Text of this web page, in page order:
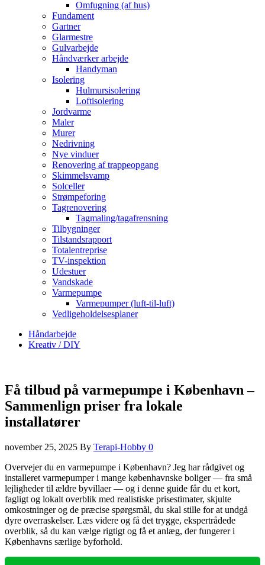
Omfugning (af hus)
Fundament
Gartner
Glarmestre
Gulvarbejde
Håndværker arbejde
Handyman
Isolering
Hulmursisolering
Loftisolering
Jordvarme
Maler
Murer
Nedrivning
Nye vinduer
Renovering af trappeopgang
Skimmelsvamp
Solceller
Strømpeforing
Tagrenovering
Tagmaling/tagafrensning
Tilbygninger
Tilstandsrapport
Totalentreprise
TV-inspektion
Udestuer
Vandskade
Varmepumpe
Varmepumper (luft-til-luft)
Vedligeholdelsesplaner
Håndarbejde
Kreativ / DIY
Få tilbud på varmepumpe i København –
Sammenlign priser fra lokale
installatører
november 25, 2025 By Terapi-Hobby 0
Overvejer du en varmepumpe i København? Jeg har rådgivet og
installeret varmepumper i mange københavnske boliger — fra små
lejligheder til ældre byvillaer — og i denne guide får du et kort,
fagligt og lokalt overblik med realistiske prisestimater, skjulte
omkostninger og de præcise spørgsmål, du skal stille for at undgå
dyre overraskelser. Læs videre og få det trygge, ekspertrådede
overblik, så du kan vælge rigtigt og få et anlæg, der fungerer i
Københavns særlige byforhold.